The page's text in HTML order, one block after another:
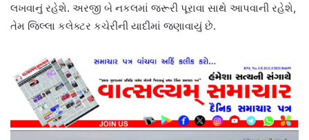
લખવાનું રહેશે. અરજી બે નકલમાં જરૂરી પૂરાવા સાથે આપવાની રહેશે,
તેમ જિલ્લા કલેક્ટર કચેરીની યાદીમાં જણાવાયું છે.